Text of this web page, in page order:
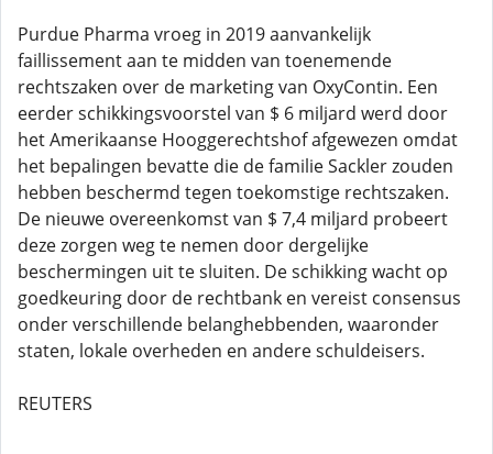
Purdue Pharma vroeg in 2019 aanvankelijk
faillissement aan te midden van toenemende
rechtszaken over de marketing van OxyContin. Een
eerder schikkingsvoorstel van $ 6 miljard werd door
het Amerikaanse Hooggerechtshof afgewezen omdat
het bepalingen bevatte die de familie Sackler zouden
hebben beschermd tegen toekomstige rechtszaken.
De nieuwe overeenkomst van $ 7,4 miljard probeert
deze zorgen weg te nemen door dergelijke
beschermingen uit te sluiten. De schikking wacht op
goedkeuring door de rechtbank en vereist consensus
onder verschillende belanghebbenden, waaronder
staten, lokale overheden en andere schuldeisers.
REUTERS